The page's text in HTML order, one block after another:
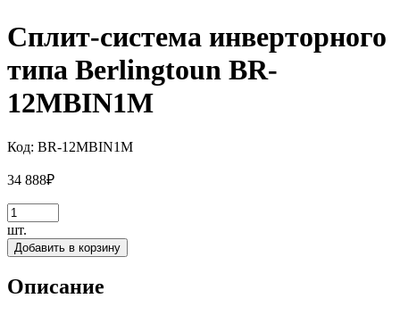
Сплит-система инверторного
типа Berlingtoun BR-
12MBIN1M
Код: BR-12MBIN1M
34 888₽
шт.
Добавить в корзину
Описание